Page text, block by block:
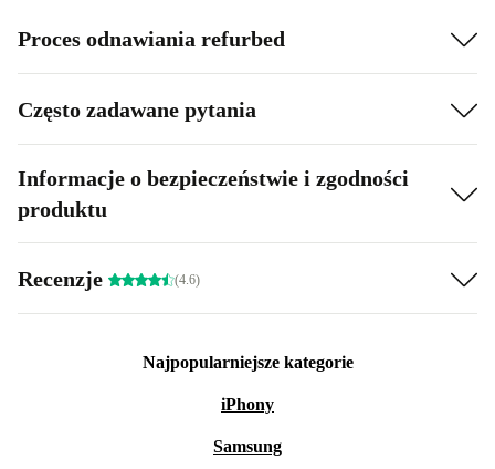
Proces odnawiania refurbed
Często zadawane pytania
Informacje o bezpieczeństwie i zgodności
produktu
Recenzje (4.6)
Najpopularniejsze kategorie
iPhony
Samsung